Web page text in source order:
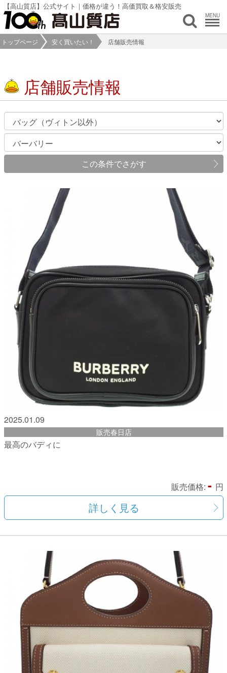
【高山質店】公式サイト｜価格が違う！高価買取＆格安販売
MENU
トップページ 安く買いたい！ 店舗販売情報
店舗販売情報
この条件でさがす
2025.01.09
販売春日店
最高のバディに
販売価格: - 円
詳しく見る